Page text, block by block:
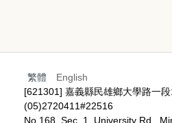
繁體
English
[621301] 嘉義縣民雄鄉大學路一
(05)2720411#22516
No.168, Sec. 1, University Rd.,